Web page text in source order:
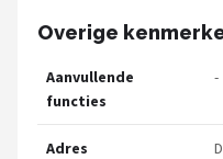
Overige
Aanvullende
functies
-
Adres